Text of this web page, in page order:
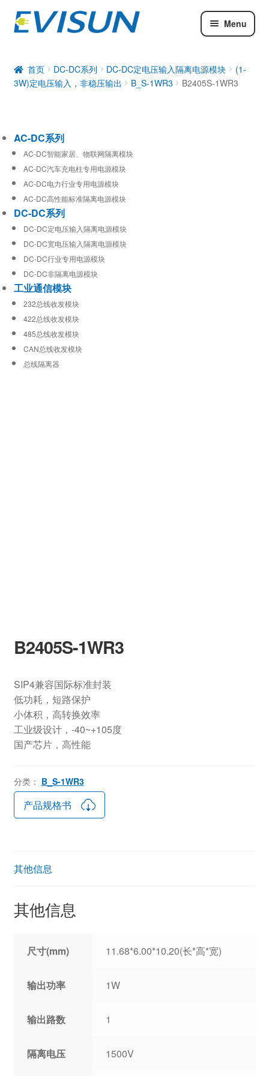
Menu
DC-DC系列
工业通信模块
首页 DC-DC系列 DC-DC定电压输入隔离电源模块
(1-
3W)定电压输入，非稳压输出
B_S-1WR3 B2405S-1WR3
B2405S-1WR3
SIP4兼容国际标准封装
低功耗，短路保护
小体积，高转换效率
工业级设计，-40~+105度
国产芯片，高性能
分类： B_S-1WR3
产品规格书
其他信息
其他信息
尺寸(mm) 11.68*6.00*10.20(长*高*宽)
输出功率 1W
输出路数 1
隔离电压 1500V
AC-DC系列
AC-DC智能家居、物联网隔离模块
AC-DC汽车充电柱专用电源模块
AC-DC电力行业专用电源模块
AC-DC高性能标准隔离电源模块
DC-DC系列
DC-DC定电压输入隔离电源模块
DC-DC宽电压输入隔离电源模块
DC-DC行业专用电源模块
DC-DC非隔离电源模块
工业通信模块
232总线收发模块
422总线收发模块
485总线收发模块
CAN总线收发模块
总线隔离器